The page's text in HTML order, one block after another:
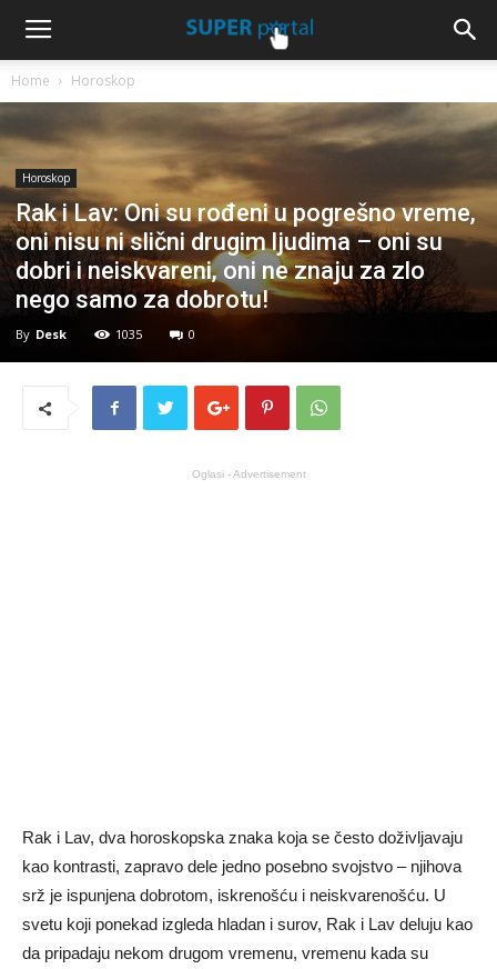
Home Horoskop
Horoskop
Rak i Lav: Oni su rođeni u pogrešno vreme,
oni nisu ni slični drugim ljudima – oni su
dobri i neiskvareni, oni ne znaju za zlo
nego samo za dobrotu!
By Desk 1035 0
Oglasi - Advertisement
Rak i Lav, dva horoskopska znaka koja se često doživljavaju
kao kontrasti, zapravo dele jedno posebno svojstvo – njihova
srž je ispunjena dobrotom, iskrenošću i neiskvarenošću. U
svetu koji ponekad izgleda hladan i surov, Rak i Lav deluju kao
da pripadaju nekom drugom vremenu, vremenu kada su